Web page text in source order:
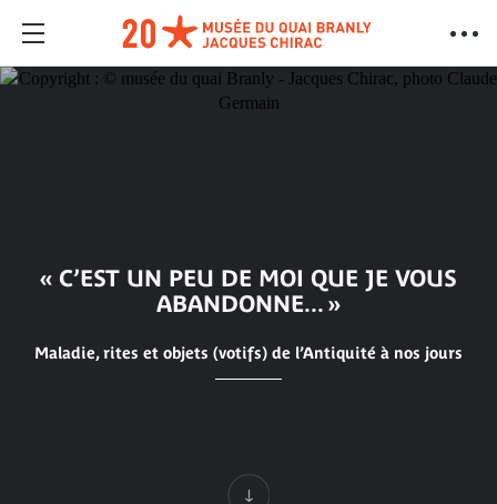
« C’EST UN PEU DE MOI QUE JE VOUS
ABANDONNE... »
Maladie, rites et objets (votifs) de l’Antiquité à nos jours